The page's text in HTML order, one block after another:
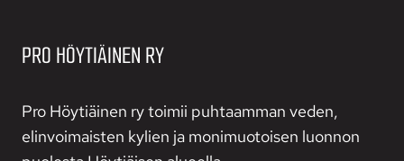
PRO HÖYTIÄINEN RY
Pro Höytiäinen ry toimii puhtaamman veden,
elinvoimaisten kylien ja monimuotoisen luonnon